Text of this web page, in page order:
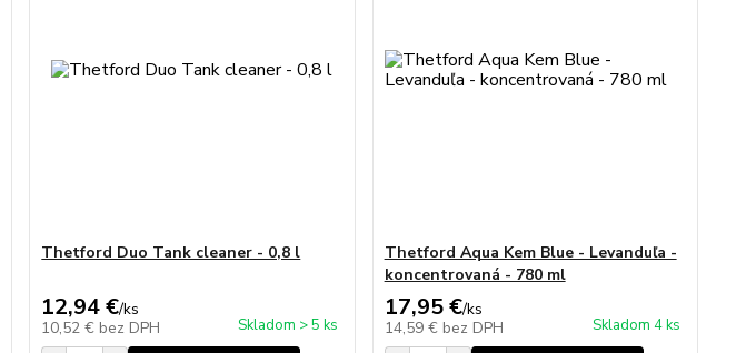
Thetford Duo Tank cleaner - 0,8 l
12,94 €/ks
10,52 € bez DPH Skladom > 5 ks
Thetford Aqua Kem Blue - Levanduľa -
koncentrovaná - 780 ml
17,95 €/ks
14,59 € bez DPH Skladom 4 ks